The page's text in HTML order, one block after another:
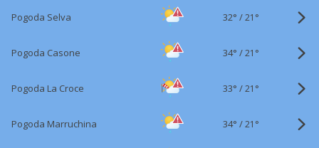
Pogoda Selva 32° /21°
Pogoda Casone 34° /21°
Pogoda La Croce 33° /21°
Pogoda Marruchina 34° /21°